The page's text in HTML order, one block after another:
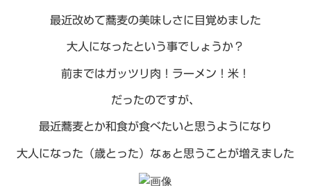
最近改めて蕎麦の美味しさに目覚めました
大人になったという事でしょうか？
前まではガッツリ肉！ラーメン！米！
だったのですが、
最近蕎麦とか和食が食べたいと思うようになり
大人になった（歳とった）なぁと思うことが増えました